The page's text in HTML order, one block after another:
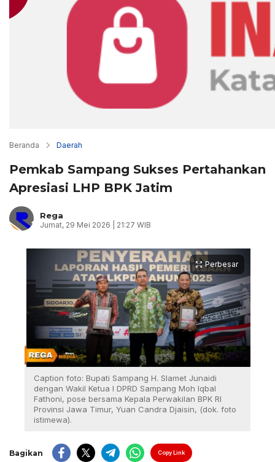
Beranda Daerah
Pemkab Sampang Sukses Pertahankan
Apresiasi LHP BPK Jatim
Rega
Jumat, 29 Mei 2026 | 21:27 WIB
Perbesar
Caption foto: Bupati Sampang H. Slamet Junaidi
dengan Wakil Ketua I DPRD Sampang Moh Iqbal
Fathoni, pose bersama Kepala Perwakilan BPK RI
Provinsi Jawa Timur, Yuan Candra Djaisin, (dok. foto
istimewa).
Bagikan Copy Link